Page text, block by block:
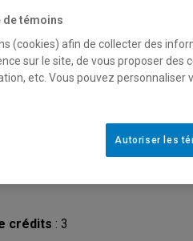
humaines et
Horaire - Été
crédits : 3
de témoins
(cookies) afin de collecter des
sur le site, de vous proposer des
etc. Vous pouvez personnaliser
Autoriser les